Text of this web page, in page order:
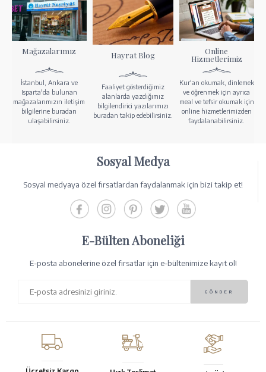
Mağazalarımız
İstanbul, Ankara ve
Isparta'da bulunan
mağazalarımızın iletişim
bilgilerine buradan
ulaşabilirsiniz.
Hayrat Blog
Faaliyet gösterdiğimiz
alanlarda yazdığımız
bilgilendirici yazılarımızı
buradan takip edebilirsiniz.
Online
Hizmetlerimiz
Kur'an okumak, dinlemek
ve öğrenmek için ayrıca
meal ve tefsir okumak için
online hizmetlerimizden
faydalanabilirsiniz.
Sosyal Medya
Sosyal medyaya özel fırsatlardan faydalanmak için bizi takip et!
E-Bülten Aboneliği
E-posta abonelerine özel fırsatlar için e-bültenimize kayıt ol!